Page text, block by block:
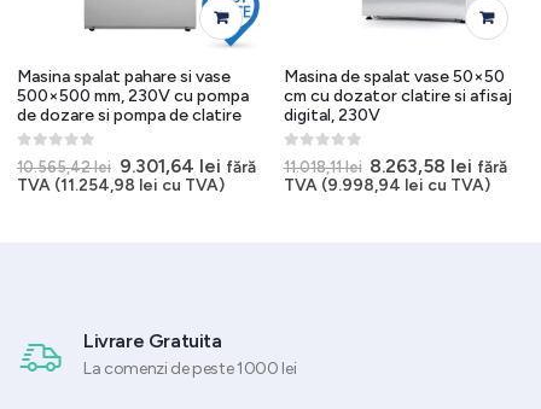
Masina spalat pahare si vase
500×500 mm, 230V cu pompa
de dozare si pompa de clatire
0out of 5
10.565,42lei Prețul
inițial
9.301,64 leiPrețul
curent
fără
TVA (11.254,98 lei cu TVA)
Masina de spalat vase 50×50
cm cu dozator clatire si afisaj
digital, 230V
0out of 5
11.018,11lei Prețul
inițial
a
8.263,58 lei Prețul
curent
fără
TVA (9.998,94 lei cu TVA)
Livrare Gratuita
La comenzi de peste 1000 lei